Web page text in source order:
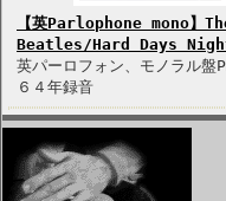
【英Parlophone mono】
Beatles/Hard Days
英パーロフォン、モノラル盤
６４年録音